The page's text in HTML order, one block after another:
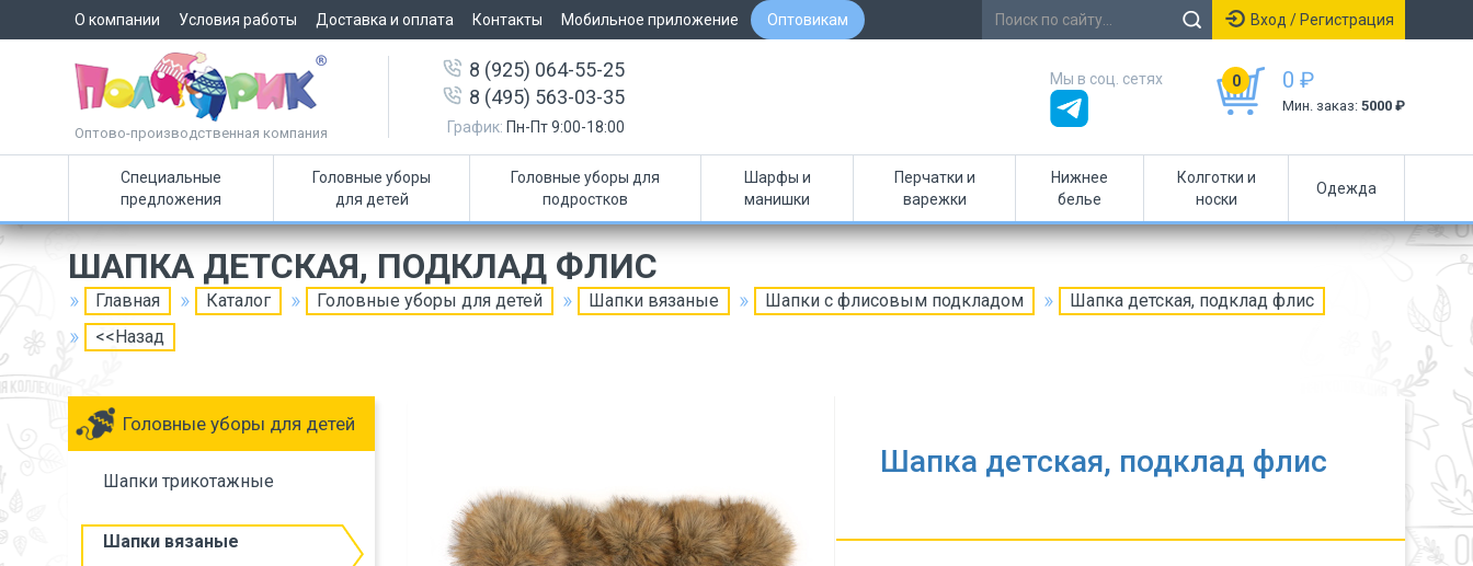
О компании Условия работы Доставка и оплата Контакты Мобильное приложение Оптовикам Вход / Регистрация
Оптово-производственная компания
8 (925) 064-55-25
8 (495) 563-03-35
График: Пн-Пт 9:00-18:00
0 0 ₽
Мин. заказ: 5000 ₽
Мы в соц. сетях
Специальные
предложения
Головные уборы
для детей
Головные уборы для
подростков
Шарфы и
манишки
Перчатки и
варежки
Нижнее
белье
Колготки и
носки
Одежда
ШАПКА ДЕТСКАЯ, ПОДКЛАД ФЛИС
Главная Каталог Головные уборы для детей Шапки вязаные Шапки с флисовым подкладом
Шапка детская, подклад флис
<<Назад
Головные уборы для детей
Шапки трикотажные
Шапки вязаные
Шапка детская, подклад флис